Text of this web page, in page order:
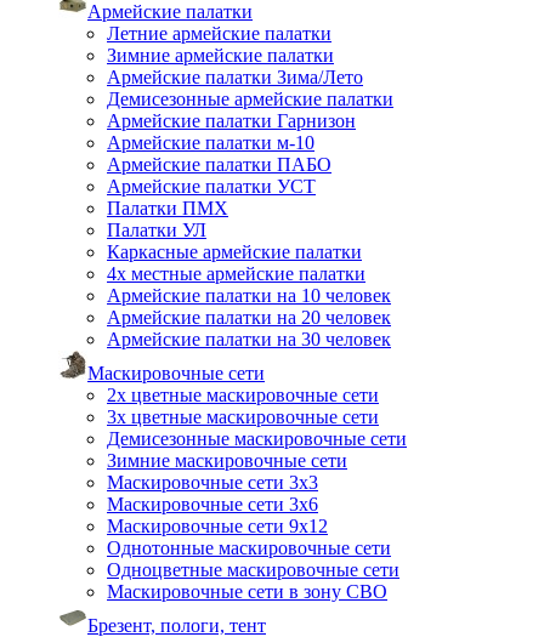
Армейские палатки
Летние армейские палатки
Зимние армейские палатки
Армейские палатки Зима/Лето
Демисезонные армейские палатки
Армейские палатки Гарнизон
Армейские палатки м-10
Армейские палатки ПАБО
Армейские палатки УСТ
Палатки ПМХ
Палатки УЛ
Каркасные армейские палатки
4х местные армейские палатки
Армейские палатки на 10 человек
Армейские палатки на 20 человек
Армейские палатки на 30 человек
Маскировочные сети
2х цветные маскировочные сети
3х цветные маскировочные сети
Демисезонные маскировочные сети
Зимние маскировочные сети
Маскировочные сети 3х3
Маскировочные сети 3х6
Маскировочные сети 9х12
Однотонные маскировочные сети
Одноцветные маскировочные сети
Маскировочные сети в зону СВО
Брезент, пологи, тент